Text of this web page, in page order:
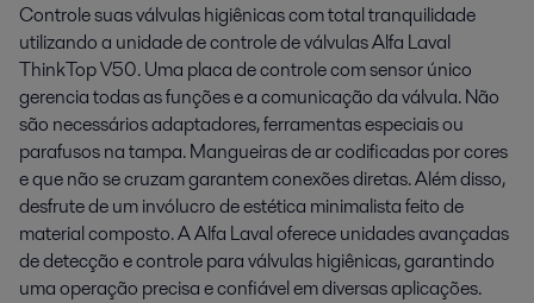
Controle suas válvulas higiênicas com total tranquilidade
utilizando a unidade de controle de válvulas Alfa Laval
ThinkTop V50. Uma placa de controle com sensor único
gerencia todas as funções e a comunicação da válvula. Não
são necessários adaptadores, ferramentas especiais ou
parafusos na tampa. Mangueiras de ar codificadas por cores
e que não se cruzam garantem conexões diretas. Além disso,
desfrute de um invólucro de estética minimalista feito de
material composto. A Alfa Laval oferece unidades avançadas
de detecção e controle para válvulas higiênicas, garantindo
uma operação precisa e confiável em diversas aplicações.